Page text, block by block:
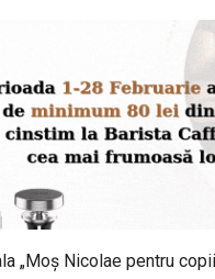
„Moș Nicolae pentru